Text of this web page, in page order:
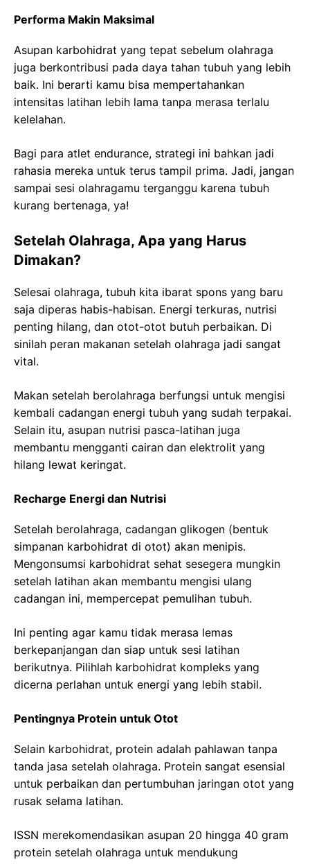
Performa Makin Maksimal
Asupan karbohidrat yang tepat sebelum olahraga
juga berkontribusi pada daya tahan tubuh yang lebih
baik. Ini berarti kamu bisa mempertahankan
intensitas latihan lebih lama tanpa merasa terlalu
kelelahan.
Bagi para atlet endurance, strategi ini bahkan jadi
rahasia mereka untuk terus tampil prima. Jadi, jangan
sampai sesi olahragamu terganggu karena tubuh
kurang bertenaga, ya!
Setelah Olahraga, Apa yang Harus
Dimakan?
Selesai olahraga, tubuh kita ibarat spons yang baru
saja diperas habis-habisan. Energi terkuras, nutrisi
penting hilang, dan otot-otot butuh perbaikan. Di
sinilah peran makanan setelah olahraga jadi sangat
vital.
Makan setelah berolahraga berfungsi untuk mengisi
kembali cadangan energi tubuh yang sudah terpakai.
Selain itu, asupan nutrisi pasca-latihan juga
membantu mengganti cairan dan elektrolit yang
hilang lewat keringat.
Recharge Energi dan Nutrisi
Setelah berolahraga, cadangan glikogen (bentuk
simpanan karbohidrat di otot) akan menipis.
Mengonsumsi karbohidrat sehat sesegera mungkin
setelah latihan akan membantu mengisi ulang
cadangan ini, mempercepat pemulihan tubuh.
Ini penting agar kamu tidak merasa lemas
berkepanjangan dan siap untuk sesi latihan
berikutnya. Pilihlah karbohidrat kompleks yang
dicerna perlahan untuk energi yang lebih stabil.
Pentingnya Protein untuk Otot
Selain karbohidrat, protein adalah pahlawan tanpa
tanda jasa setelah olahraga. Protein sangat esensial
untuk perbaikan dan pertumbuhan jaringan otot yang
rusak selama latihan.
ISSN merekomendasikan asupan 20 hingga 40 gram
protein setelah olahraga untuk mendukung